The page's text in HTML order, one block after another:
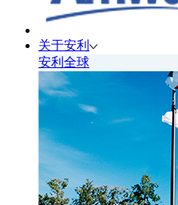
关于安利
安利全球